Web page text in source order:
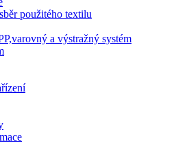
použitého textilu
a výstražný systém